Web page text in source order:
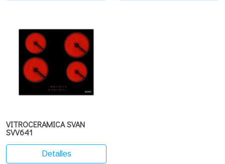
VITROCERAMICA SVAN
SVV641
Detalles